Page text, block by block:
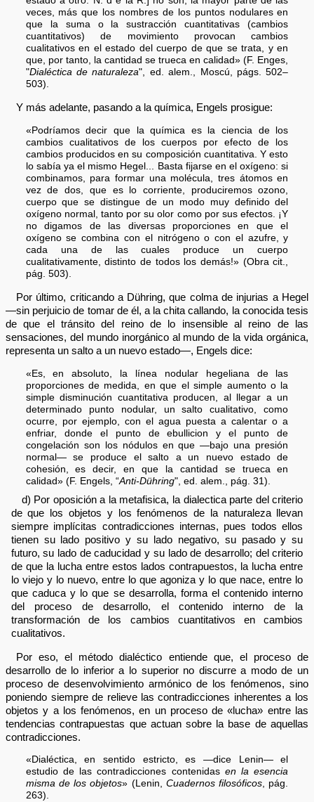
veces, más que los nombres de los puntos nodulares en
que la suma o la sustracción cuantitativas (cambios
cuantitativos) de movimiento provocan cambios
cualitativos en el estado del cuerpo de que se trata, y en
que, por tanto, la cantidad se trueca en calidad» (F. Enges,
"Dialéctica de naturaleza", ed. alem., Moscú, págs. 502–
503).
Y más adelante, pasando a la química, Engels prosigue:
«Podríamos decir que la química es la ciencia de los
cambios cualitativos de los cuerpos por efecto de los
cambios producidos en su composición cuantitativa. Y esto
lo sabía ya el mismo Hegel... Basta fijarse en el oxígeno: si
combinamos, para formar una molécula, tres átomos en
vez de dos, que es lo corriente, produciremos ozono,
cuerpo que se distingue de un modo muy definido del
oxígeno normal, tanto por su olor como por sus efectos. ¡Y
no digamos de las diversas proporciones en que el
oxígeno se combina con el nitrógeno o con el azufre, y
cada una de las cuales produce un cuerpo
cualitativamente, distinto de todos los demás!» (Obra cit.,
pág. 503).
Por último, criticando a Dühring, que colma de injurias a Hegel
—sin perjuicio de tomar de él, a la chita callando, la conocida tesis
de que el tránsito del reino de lo insensible al reino de las
sensaciones, del mundo inorgánico al mundo de la vida orgánica,
representa un salto a un nuevo estado—, Engels dice:
«Es, en absoluto, la línea nodular hegeliana de las
proporciones de medida, en que el simple aumento o la
simple disminución cuantitativa producen, al llegar a un
determinado punto nodular, un salto cualitativo, como
ocurre, por ejemplo, con el agua puesta a calentar o a
enfriar, donde el punto de ebullicion y el punto de
congelación son los nódulos en que —bajo una presión
normal— se produce el salto a un nuevo estado de
cohesión, es decir, en que la cantidad se trueca en
calidad» (F. Engels, “Anti-Dühring", ed. alem., pág. 31).
d) Por oposición a la metafisica, la dialectica parte del criterio
de que los objetos y los fenómenos de la naturaleza llevan
siempre implícitas contradicciones internas, pues todos ellos
tienen su lado positivo y su lado negativo, su pasado y su
futuro, su lado de caducidad y su lado de desarrollo; del criterio
de que la lucha entre estos lados contrapuestos, la lucha entre
lo viejo y lo nuevo, entre lo que agoniza y lo que nace, entre lo
que caduca y lo que se desarrolla, forma el contenido interno
del proceso de desarrollo, el contenido interno de la
transformación de los cambios cuantitativos en cambios
cualitativos.
Por eso, el método dialéctico entiende que, el proceso de
desarrollo de lo inferior a lo superior no discurre a modo de un
proceso de desenvolvimiento armónico de los fenómenos, sino
poniendo siempre de relieve las contradicciones inherentes a los
objetos y a los fenómenos, en un proceso de «lucha» entre las
tendencias contrapuestas que actuan sobre la base de aquellas
contradicciones.
«Dialéctica, en sentido estricto, es —dice Lenin— el
estudio de las contradicciones contenidas en la esencia
misma de los objetos» (Lenin, Cuadernos filosóficos, pág.
263).